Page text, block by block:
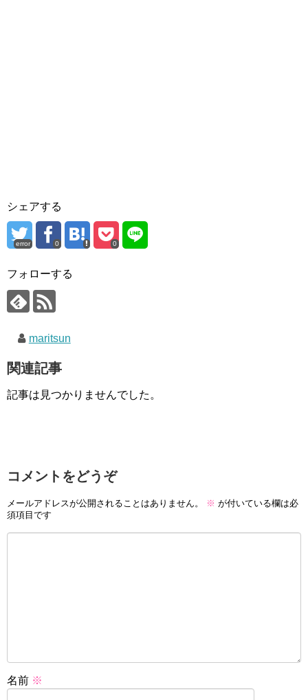
シェアする
error 0 0
フォローする
maritsun
関連記事
記事は見つかりませんでした。
コメントをどうぞ
メールアドレスが公開されることはありません。 ※ が付いている欄は必
須項目です
名前 ※